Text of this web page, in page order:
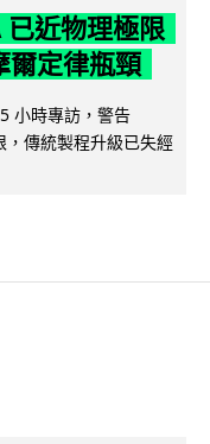
近物理極限
爾定律瓶頸
小時專訪，警告
傳統製程升級已失經